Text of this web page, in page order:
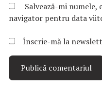
Salvează-mi numele,
navigator pentru data
Înscrie-mă la